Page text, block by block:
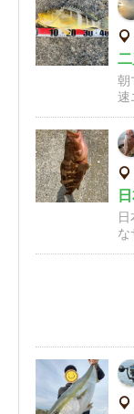
朝
速
な